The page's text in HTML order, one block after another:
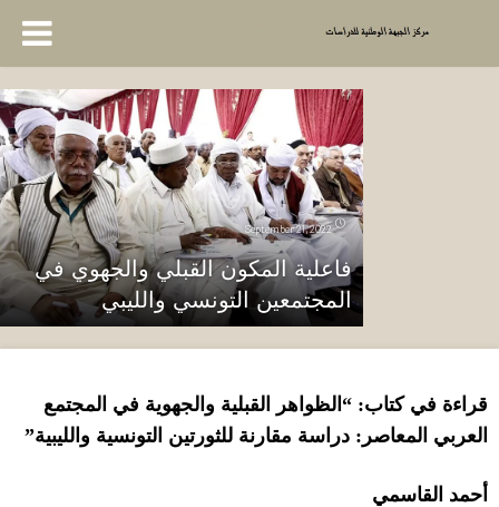
September 21, 2022
فاعلية المكون القبلي والجهوي في
المجتمعين التونسي والليبي
قراءة في كتاب: “ الظواهر القبلية والجهوية في المجتمع
العربي المعاصر : دراسة مقارنة للثورتين التونسية والليبية”
أحمد القاسمي